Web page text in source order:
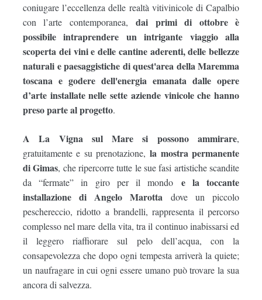
coniugare l’eccellenza delle realtà vitivinicole di Capalbio
con l’arte contemporanea, dai primi di ottobre è
possibile intraprendere un intrigante viaggio alla
scoperta dei vini e delle cantine aderenti, delle bellezze
naturali e paesaggistiche di quest'area della Maremma
toscana e godere dell'energia emanata dalle opere
d’arte installate nelle sette aziende vinicole che hanno
preso parte al progetto.
A La Vigna sul Mare si possono ammirare,
gratuitamente e su prenotazione,la mostra permanente
di Gimas, che ripercorre tutte le sue fasi artistiche scandite
da “fermate” in giro per il mondo e la toccante
installazione di Angelo Marotta dove un piccolo
peschereccio, ridotto a brandelli, rappresenta il percorso
complesso nel mare della vita, tra il continuo inabissarsi ed
il leggero riaffiorare sul pelo dell’acqua, con la
consapevolezza che dopo ogni tempesta arriverà la quiete;
un naufragare in cui ogni essere umano può trovare la sua
ancora di salvezza.